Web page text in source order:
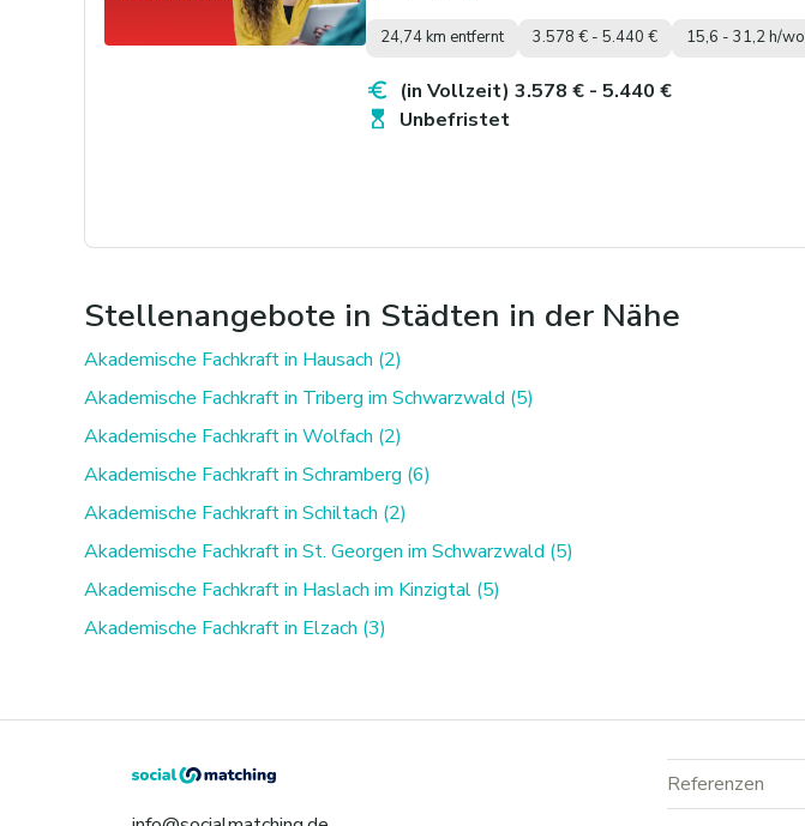
24,74 km entfernt 3.578 € - 5.440 € 15,6 - 31,2 h/wo
(in Vollzeit) 3.578 € - 5.440 €
Unbefristet
Stellenangebote in Städten in der Nähe
Akademische Fachkraft in Hausach (2)
Akademische Fachkraft in Triberg im Schwarzwald (5)
Akademische Fachkraft in Wolfach (2)
Akademische Fachkraft in Schramberg (6)
Akademische Fachkraft in Schiltach (2)
Akademische Fachkraft in St. Georgen im Schwarzwald (5)
Akademische Fachkraft in Haslach im Kinzigtal (5)
Akademische Fachkraft in Elzach (3)
Referenzen